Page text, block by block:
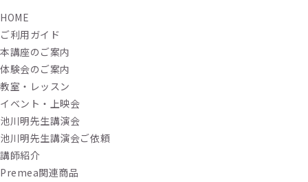
HOME
ご利用ガイド
本講座のご案内
体験会のご案内
教室・レッスン
イベント・上映会
池川明先生講演会
池川明先生講演会ご依頼
講師紹介
Premea関連商品